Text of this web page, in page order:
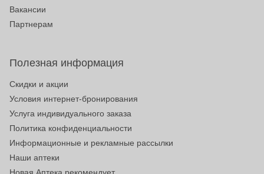
Вакансии
Партнерам
Полезная информация
Скидки и акции
Условия интернет-бронирования
Услуга индивидуального заказа
Политика конфиденциальности
Информационные и рекламные рассылки
Наши аптеки